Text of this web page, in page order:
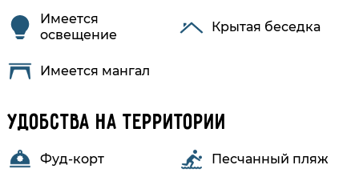
Имеется
освещение
Крытая беседка
Имеется мангал
Удобства на территории
Фуд-корт Песчанный пляж